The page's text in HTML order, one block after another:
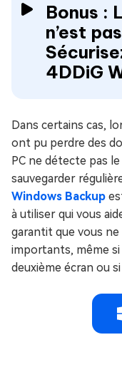
Bonus :
n’est
4DDiG
Dans certains cas,
ont pu perdre des
PC ne détecte pas
sauvegarder
Windows Backup
à utiliser qui vous
garantit que vous
importants, même
deuxième écran ou